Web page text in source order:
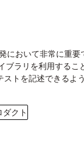
において非常に重要
ラリを利用するこ
トを記述できるよ
ダクト